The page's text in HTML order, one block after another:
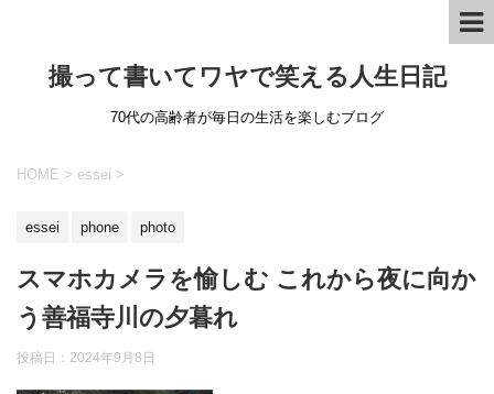
撮って書いてワヤで笑える人生日記
70代の高齢者が毎日の生活を楽しむブログ
HOME > essei >
essei phone photo
スマホカメラを愉しむ これから夜に向か
う善福寺川の夕暮れ
投稿日： 2024年9月8日